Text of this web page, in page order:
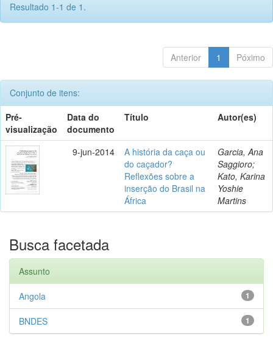
Resultado 1-1 de 1.
Anterior 1 Póximo
Conjunto de itens:
Pré-
visualização
Data do
documento
Título Autor(es)
9-jun-2014
A história da caça ou
do caçador?
Reflexões sobre a
inserção do Brasil na
África
Garcia, Ana
Saggioro;
Kato, Karina
Yoshie
Martins
Busca facetada
Assunto
1
Angola
1
BNDES